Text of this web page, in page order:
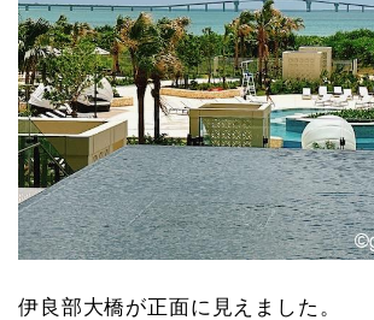
伊良部大橋が正面に見えました。